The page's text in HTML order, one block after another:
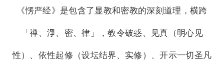
《愣严经》是包含了显教和密教的深刻道理，横跨
「禅、淨、密、律」，教令破惑、见真（明心见
性）、依性起修（设坛结界、实修）、开示一切圣凡